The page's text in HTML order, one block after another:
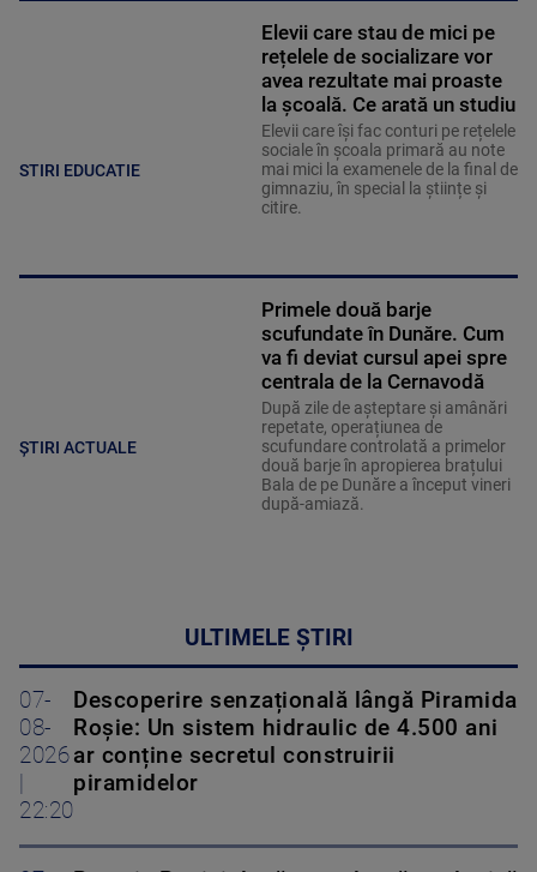
STIRI EDUCATIE
Elevii care stau de mici pe
rețelele de socializare vor
avea rezultate mai proaste
la școală. Ce arată un studiu
Elevii care îşi fac conturi pe rețelele
sociale în școala primară au note
mai mici la examenele de la final de
gimnaziu, în special la științe și
citire.
ȘTIRI ACTUALE
Primele două barje
scufundate în Dunăre. Cum
va fi deviat cursul apei spre
centrala de la Cernavodă
După zile de așteptare și amânări
repetate, operațiunea de
scufundare controlată a primelor
două barje în apropierea brațului
Bala de pe Dunăre a început vineri
după-amiază.
ULTIMELE ȘTIRI
07-
08-
2026
|
22:20
Descoperire senzațională lângă Piramida
Roșie: Un sistem hidraulic de 4.500 ani
ar conține secretul construirii
piramidelor